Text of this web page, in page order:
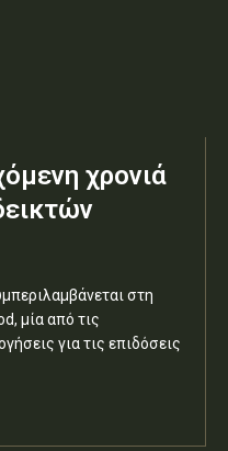
χρονιά
στη
μία από τις
για τις επιδόσεις